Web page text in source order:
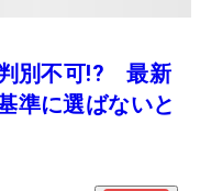
別不可!? 最新
準に選ばないと